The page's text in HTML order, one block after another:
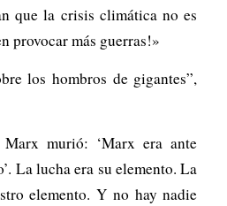
que la crisis climática no es
provocar más guerras!»
los hombros de gigantes”,
murió: ‘Marx era ante
La lucha era su elemento. La
elemento. Y no hay nadie